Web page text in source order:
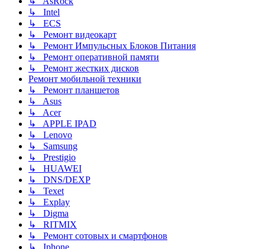
↳ Intel
↳ ECS
↳ Ремонт видеокарт
↳ Ремонт Импульсных Блоков Питания
↳ Ремонт оперативной памяти
↳ Ремонт жестких дисков
Ремонт мобильной техники
↳ Ремонт планшетов
↳ Asus
↳ Acer
↳ APPLE IPAD
↳ Lenovo
↳ Samsung
↳ Prestigio
↳ HUAWEI
↳ DNS/DEXP
↳ Texet
↳ Explay
↳ Digma
↳ RITMIX
↳ Ремонт сотовых и смартфонов